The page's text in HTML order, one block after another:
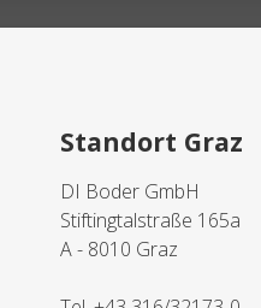
Standort Graz
DI Boder GmbH
Stiftingtalstraße 165a
A - 8010 Graz